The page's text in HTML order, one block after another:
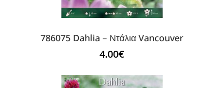
786075 Dahlia – Ντάλια Vancouver
4.00€